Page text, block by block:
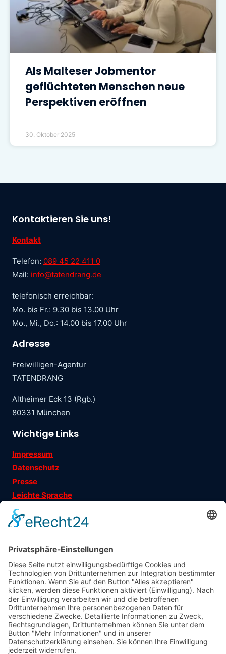
Als Malteser Jobmentor
geflüchteten Menschen neue
Perspektiven eröffnen
30. Oktober 2025
Kontaktieren Sie uns!
Kontakt
Telefon: 089 45 22 411 0
Mail: info@tatendrang.de
telefonisch erreichbar:
Mo. bis Fr.: 9.30 bis 13.00 Uhr
Mo., Mi., Do.: 14.00 bis 17.00 Uhr
Adresse
Freiwilligen-Agentur
TATENDRANG
Altheimer Eck 13 (Rgb.)
80331 München
Wichtige Links
Impressum
Datenschutz
Presse
Leichte Sprache
Ehrenamtsgeschichten
Folgen Sie uns auf
Träger: Verein für Fraueninteressen e.V.
Förderung: Landeshauptstadt München, Sozialreferat
Abonniere jetzt
unseren Newsletter!